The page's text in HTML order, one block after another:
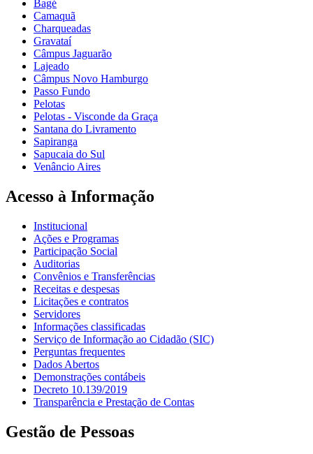
Bagé
Camaquã
Charqueadas
Gravataí
Câmpus Jaguarão
Lajeado
Câmpus Novo Hamburgo
Passo Fundo
Pelotas
Pelotas - Visconde da Graça
Santana do Livramento
Sapiranga
Sapucaia do Sul
Venâncio Aires
Acesso à Informação
Institucional
Ações e Programas
Participação Social
Auditorias
Convênios e Transferências
Receitas e despesas
Licitações e contratos
Servidores
Informações classificadas
Serviço de Informação ao Cidadão (SIC)
Perguntas frequentes
Dados Abertos
Demonstrações contábeis
Decreto 10.139/2019
Transparência e Prestação de Contas
Gestão de Pessoas